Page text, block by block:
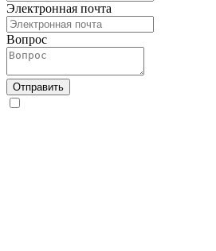
Электронная почта
Вопрос
Отправить